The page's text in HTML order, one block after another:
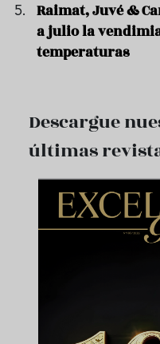
Raimat, Juvé &
a julio la
temperaturas
Descargue
últimas